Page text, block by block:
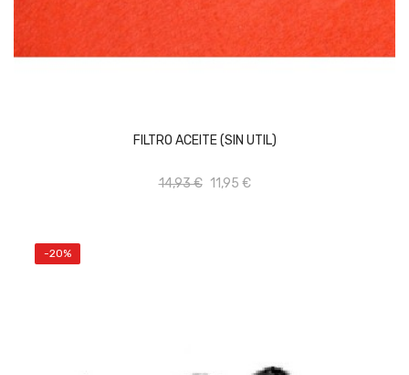
FILTRO ACEITE (SIN UTIL)
14,93 € 11,95 €
-20%